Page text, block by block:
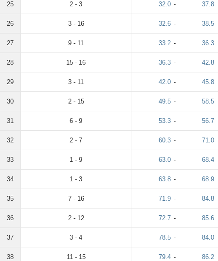
25 2 - 3 32.0 - 37.8
26 3 - 16 32.6 - 38.5
27 9 - 11 33.2 - 36.3
28 15 - 16 36.3 - 42.8
29 3 - 11 42.0 - 45.8
30 2 - 15 49.5 - 58.5
31 6 - 9 53.3 - 56.7
32 2 - 7 60.3 - 71.0
33 1 - 9 63.0 - 68.4
34 1 - 3 63.8 - 68.9
35 7 - 16 71.9 - 84.8
36 2 - 12 72.7 - 85.6
37 3 - 4 78.5 - 84.0
38 11 - 15 79.4 - 86.2